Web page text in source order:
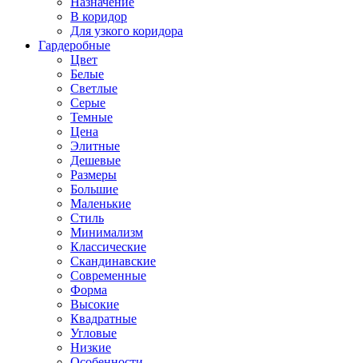
В коридор
Для узкого коридора
Гардеробные
Цвет
Белые
Светлые
Серые
Темные
Цена
Элитные
Дешевые
Размеры
Большие
Маленькие
Стиль
Минимализм
Классические
Скандинавские
Современные
Форма
Высокие
Квадратные
Угловые
Низкие